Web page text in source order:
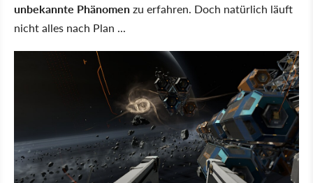
unbekannte Phänomenzu erfahren. Doch natürlich läuft
nicht alles nach Plan ...